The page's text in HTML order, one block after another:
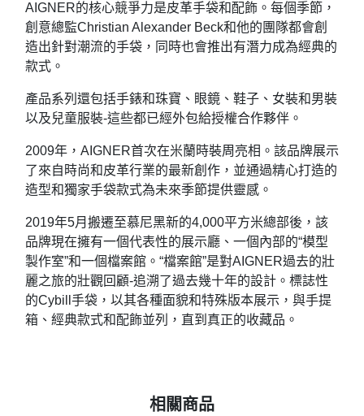
AIGNER的核心競爭力是皮革手袋和配飾。每個季節，
創意總監Christian Alexander Beck和他的團隊都會創
造出針對潮流的手袋，同時也會推出有潛力成為經典的
款式。
產品系列還包括手錶和珠寶、眼鏡、鞋子、女裝和男裝
以及兒童服裝-這些都已經外包給授權合作夥伴。
2009年，AIGNER首次在米蘭時裝周亮相。該品牌展示
了來自時尚和皮革行業的最新創作，並通過精心打造的
造型和獨家手袋款式為未來季節提供靈感。
2019年5月搬遷至慕尼黑新的4,000平方米總部後，該
品牌現在擁有一個代表性的展示廳、一個內部的“模型
製作室”和一個檔案館。“檔案館”是對AIGNER過去的壯
麗之旅的壯觀回顧-追溯了過去幾十年的設計。標誌性
的Cybill手袋，以其各種面貌和特殊版本展示，與手提
箱、經典款式和配飾並列，直到真正的收藏品。
相關商品